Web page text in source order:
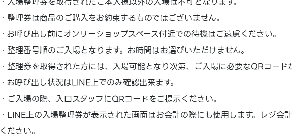
・整理券は商品のご購入をお約束するものではございません。
・お呼び出し前にオンリーショップスペース付近での待機はご遠慮ください。
・整理番号順のご入場となります。お時間はお選びいただけません。
・整理券を取得された方には、入場可能となり次第、ご入場に必要なQRコード
・お呼び出し状況はLINE上でのみ確認出来ます。
・ご入場の際、入口スタッフにQRコードをご提示ください。
・LINE上の入場整理券が表示された画面はお会計の際にも使用します。レジ会
ください。